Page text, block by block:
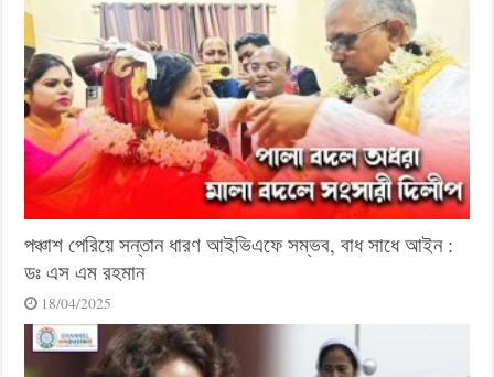
পঞ্চাশ পেরিয়ে সন্তান ধারণ আইভিএফে সম্ভব, বাধ সাধে আইন :
ডঃ এস এম রহমান
18/04/2025